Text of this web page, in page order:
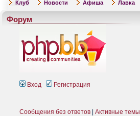
Клуб Новости Афиша Лавка
Форум
Вход Регистрация
Сообщения без ответов Активные темы